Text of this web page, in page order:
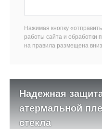
Нажимая кнопку
работы сайта и обработки
на правила размещена
Надежная
атермальной
стекла